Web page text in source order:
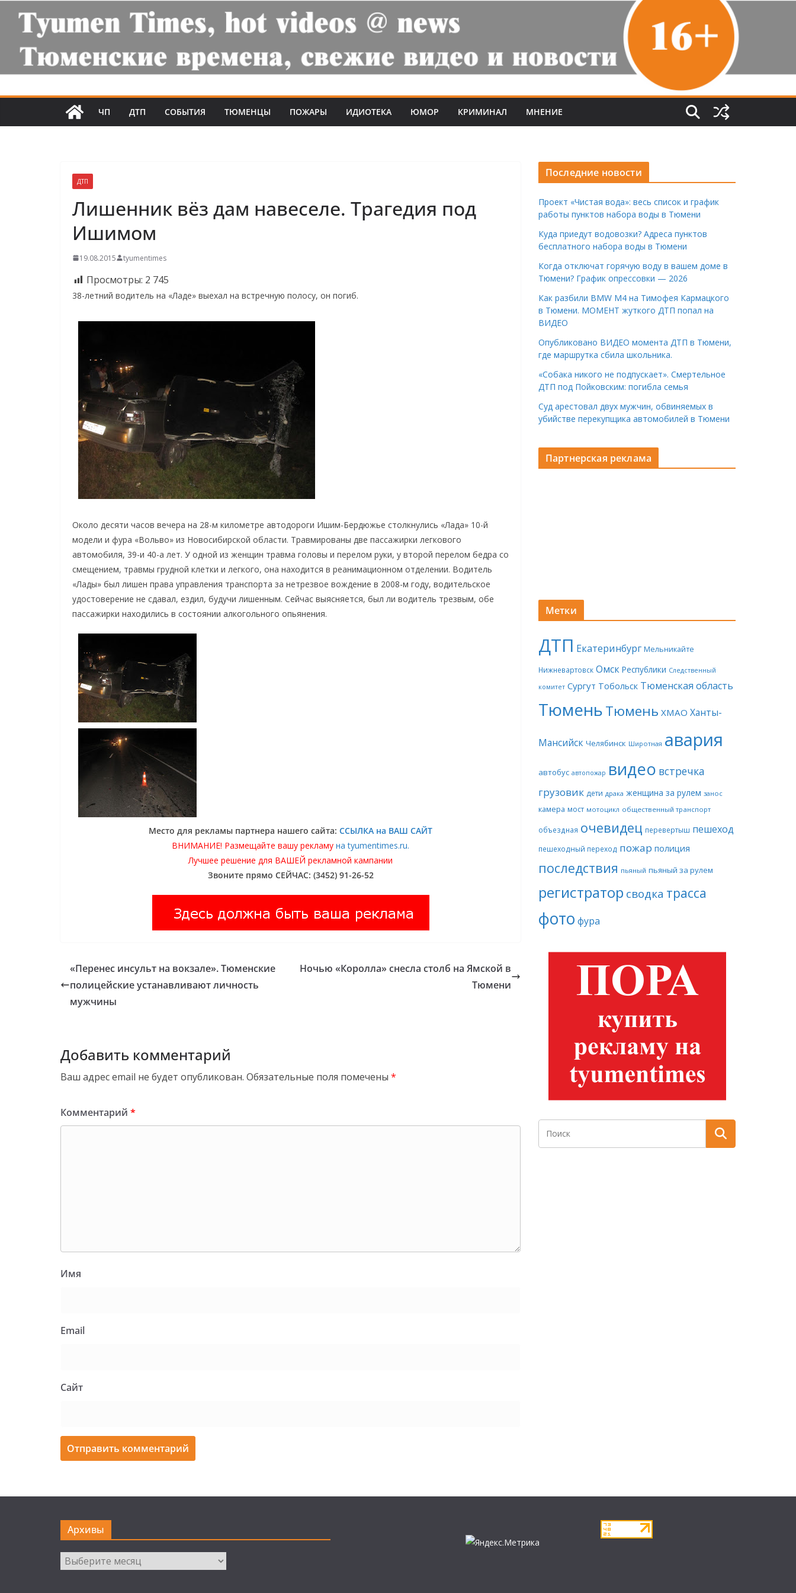
ЧП ДТП СОБЫТИЯ ТЮМЕНЦЫ ПОЖАРЫ ИДИОТЕКА ЮМОР КРИМИНАЛ МНЕНИЕ
ДТП
Лишенник вёз дам навеселе. Трагедия под
Ишимом
19.08.2015 tyumentimes
Просмотры: 2 745
38-летний водитель на «Ладе» выехал на встречную полосу, он погиб.
Около десяти часов вечера на 28-м километре автодороги Ишим-Бердюжье столкнулись «Лада» 10-й
модели и фура «Вольво» из Новосибирской области. Травмированы две пассажирки легкового
автомобиля, 39-и 40-а лет. У одной из женщин травма головы и перелом руки, у второй перелом бедра со
смещением, травмы грудной клетки и легкого, она находится в реанимационном отделении. Водитель
«Лады» был лишен права управления транспорта за нетрезвое вождение в 2008-м году, водительское
удостоверение не сдавал, ездил, будучи лишенным. Сейчас выясняется, был ли водитель трезвым, обе
пассажирки находились в состоянии алкогольного опьянения.
Место для рекламы партнера нашего сайта: ССЫЛКА на ВАШ САЙТ
ВНИМАНИЕ! Размещайте вашу рекламу на tyumentimes.ru.
Лучшее решение для ВАШЕЙ рекламной кампании
Звоните прямо СЕЙЧАС: (3452) 91-26-52
«Перенес инсульт на вокзале». Тюменские
полицейские устанавливают личность
мужчины
Ночью «Королла» снесла столб на Ямской в
Тюмени
Добавить комментарий
Ваш адрес email не будет опубликован. Обязательные поля помечены *
Комментарий *
Имя
Email
Сайт
Последние новости
Проект «Чистая вода»: весь список и график
работы пунктов набора воды в Тюмени
Куда приедут водовозки? Адреса пунктов
бесплатного набора воды в Тюмени
Когда отключат горячую воду в вашем доме в
Тюмени? График опрессовки — 2026
Как разбили BMW M4 на Тимофея Кармацкого
в Тюмени. МОМЕНТ жуткого ДТП попал на
ВИДЕО
Опубликовано ВИДЕО момента ДТП в Тюмени,
где маршрутка сбила школьника.
«Собака никого не подпускает». Смертельное
ДТП под Пойковским: погибла семья
Суд арестовал двух мужчин, обвиняемых в
убийстве перекупщика автомобилей в Тюмени
Партнерская реклама
Метки
ДТП Екатеринбург Мельникайте
Нижневартовск Омск Республики Следственный
комитет Сургут Тобольск Тюменская область
ТюменьТюмень ХМАО Ханты-
Мансийск Челябинск Широтная авария
автобус автопожар видео встречка
грузовик дети драка женщина за рулем занос
камера мост мотоцикл общественный транспорт
объездная очевидец перевертыш пешеход
пешеходный переход пожар полиция
последствия пьяный пьяный за рулем
регистратор сводка трасса
фото фура
Архивы
Архивы